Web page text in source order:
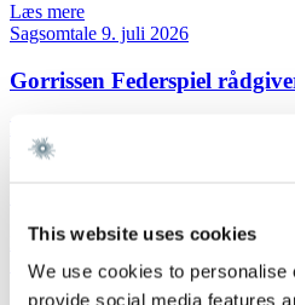
This website uses cookies
We use cookies to personalise
provide social media features
Læs mere
Sagsomtale 9. juli 2026
Gorrissen Federspiel
Sagsomtale
Læs mere
Sagsomtale8. juli 2026